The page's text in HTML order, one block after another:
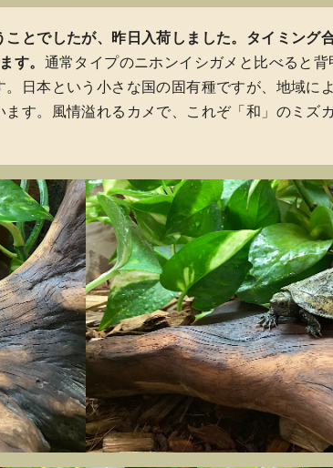
とでしたが、昨日入荷しました。タイミング
す。 通常タイプのニホンイシガメと比べると背
日本という小さな国の固有種ですが、地域に
す。風情溢れるカメで、これぞ「和」のミズ